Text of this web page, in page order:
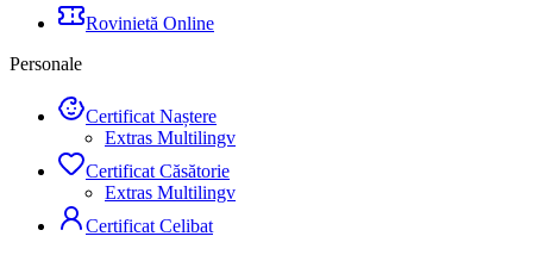
Rovinietă Online
Personale
Certificat Naștere
Extras Multilingv
Certificat Căsătorie
Extras Multilingv
Certificat Celibat